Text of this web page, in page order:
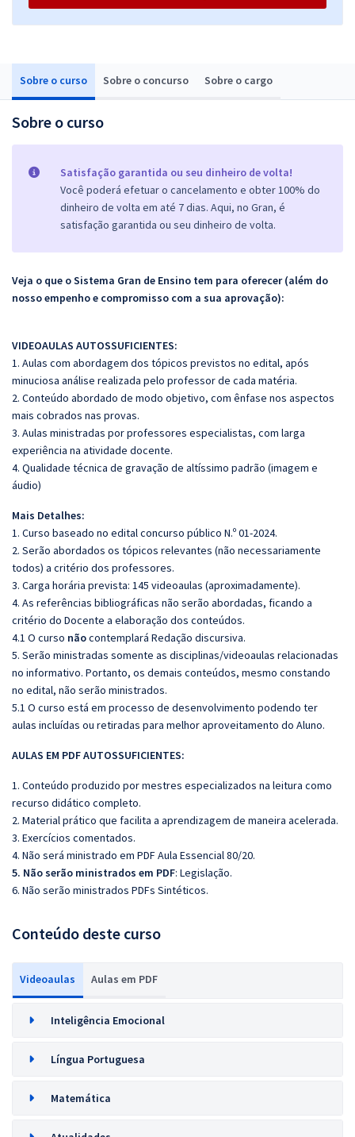
Sobre o curso Sobre o concurso Sobre o cargo
Sobre o curso
Satisfação garantida ou seu dinheiro de volta!
Você poderá efetuar o cancelamento e obter 100% do
dinheiro de volta em até 7 dias. Aqui, no Gran, é
satisfação garantida ou seu dinheiro de volta.
Veja o que o Sistema Gran de Ensino tem para oferecer (além do
nosso empenho e compromisso com a sua aprovação):
VIDEOAULAS AUTOSSUFICIENTES:
1. Aulas com abordagem dos tópicos previstos no edital, após
minuciosa análise realizada pelo professor de cada matéria.
2. Conteúdo abordado de modo objetivo, com ênfase nos aspectos
mais cobrados nas provas.
3. Aulas ministradas por professores especialistas, com larga
experiência na atividade docente.
4. Qualidade técnica de gravação de altíssimo padrão (imagem e
áudio)
Mais Detalhes:
1. Curso baseado no edital concurso público N.º 01-2024.
2. Serão abordados os tópicos relevantes (não necessariamente
todos) a critério dos professores.
3. Carga horária prevista: 145 videoaulas (aproximadamente).
4. As referências bibliográficas não serão abordadas, ficando a
critério do Docente a elaboração dos conteúdos.
4.1 O curso nãocontemplará Redação discursiva.
5. Serão ministradas somente as disciplinas/videoaulas relacionadas
no informativo. Portanto, os demais conteúdos, mesmo constando
no edital, não serão ministrados.
5.1 O curso está em processo de desenvolvimento podendo ter
aulas incluídas ou retiradas para melhor aproveitamento do Aluno.
AULAS EM PDF AUTOSSUFICIENTES:
1. Conteúdo produzido por mestres especializados na leitura como
recurso didático completo.
2. Material prático que facilita a aprendizagem de maneira acelerada.
3. Exercícios comentados.
4. Não será ministrado em PDF Aula Essencial 80/20.
5. Não serão ministrados em PDF: Legislação.
6. Não serão ministrados PDFs Sintéticos.
Conteúdo deste curso
Videoaulas Aulas em PDF
Inteligência Emocional
Língua Portuguesa
Matemática